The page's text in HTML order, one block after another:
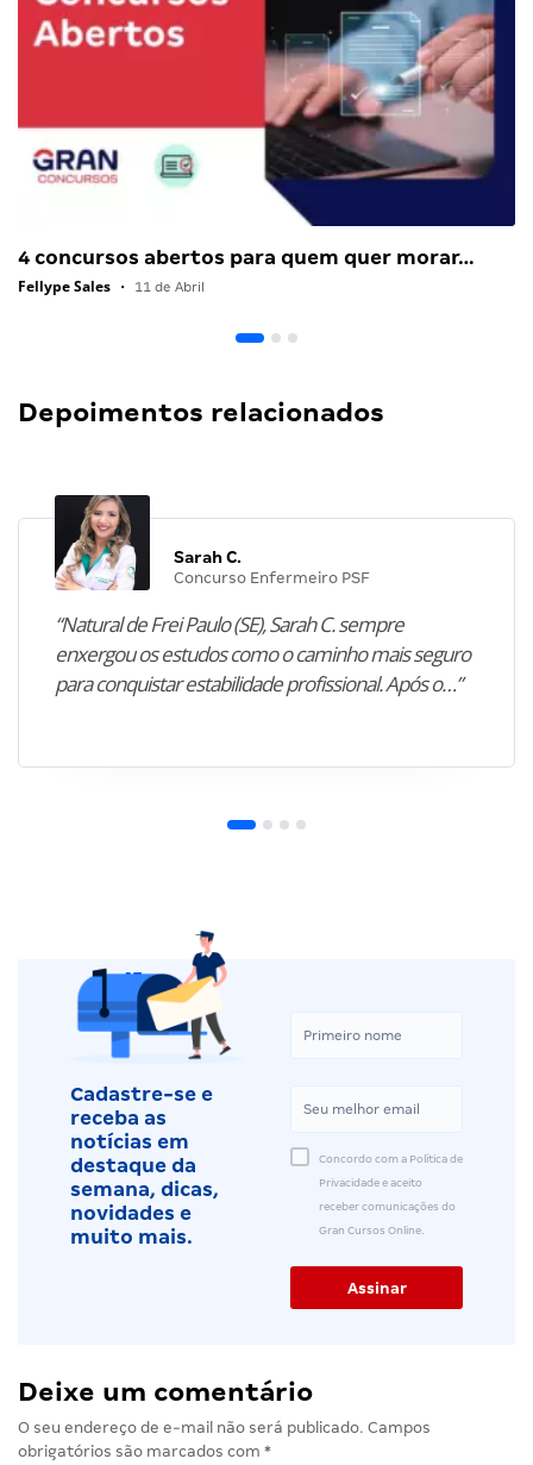
4 concursos abertos para quem quer morar…
Fellype Sales • 11 de Abril
Depoimentos relacionados
Sarah C.
Concurso Enfermeiro PSF
“Natural de Frei Paulo (SE), Sarah C. sempre
enxergou os estudos como o caminho mais seguro
para conquistar estabilidade profissional. Após o…”
Cadastre-se e
receba as
notícias em
destaque da
semana, dicas,
novidades e
muito mais.
Concordo com a Política de
Privacidade e aceito
receber comunicações do
Gran Cursos Online.
Deixe um comentário
O seu endereço de e-mail não será publicado. Campos
obrigatórios são marcados com *